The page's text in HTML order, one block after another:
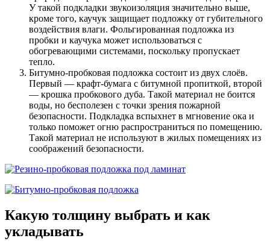
У такой подкладки звукоизоляция значительно выше,
кроме того, каучук защищает подложку от губительного
воздействия влаги. Фольгированная подложка из
пробки и каучука может использоваться с
обогревающими системами, поскольку пропускает
тепло.
Битумно-пробковая подложка состоит из двух слоёв.
Первый — крафт-бумага с битумной пропиткой, второй
— крошка пробкового дуба. Такой материал не боится
воды, но бесполезен с точки зрения пожарной
безопасности. Подкладка вспыхнет в мгновение ока и
только поможет огню распространиться по помещению.
Такой материал не используют в жилых помещениях из
соображений безопасности.
Какую толщину выбрать и как
укладывать